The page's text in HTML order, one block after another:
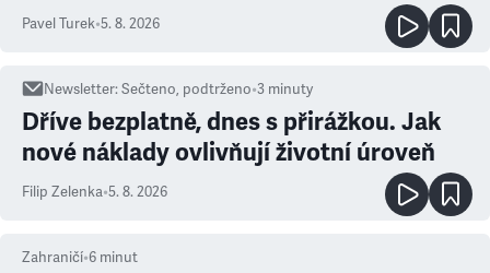
Pavel Turek•5. 8. 2026
Newsletter:Sečteno, podtrženo•3 minuty
Dříve bezplatně, dnes s přirážkou. Jak
nové náklady ovlivňují životní úroveň
Filip Zelenka•5. 8. 2026
Zahraničí•6 minut